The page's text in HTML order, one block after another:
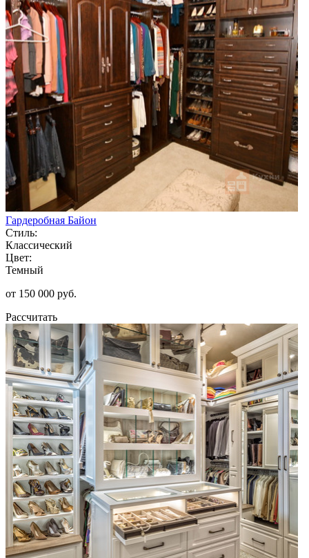
Гардеробная Байон
Стиль:
Классический
Цвет:
Темный
от 150 000 руб.
Рассчитать